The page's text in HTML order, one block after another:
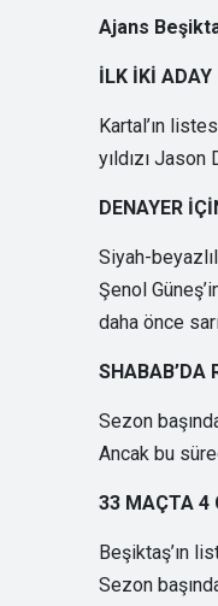
Ajans
İLK İKİ ADAY
Kartal’ın
yıldızı
DENAYER
Siyah-
Şenol
daha önce
SHABAB’DA
Sezon
Ancak bu
33 MAÇTA 4
Beşiktaş’ın
Sezon